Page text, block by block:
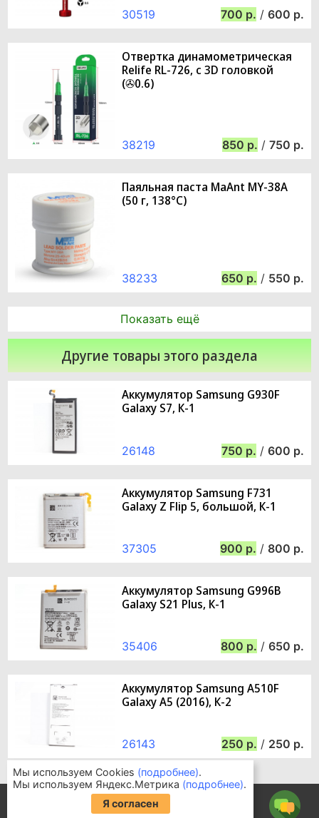
30519 700 / 600
Отвертка динамометрическая
Relife RL-726, с 3D головкой
(✇0.6)
38219 850 / 750
Паяльная паста MaAnt MY-38A
(50 г, 138°C)
38233 650 / 550
Показать ещё
Другие товары этого раздела
Аккумулятор Samsung G930F
Galaxy S7, К-1
26148 750 / 600
Аккумулятор Samsung F731
Galaxy Z Flip 5, большой, К-1
37305 900 / 800
Аккумулятор Samsung G996B
Galaxy S21 Plus, К-1
35406 800 / 650
Аккумулятор Samsung A510F
Galaxy A5 (2016), К-2
26143 250 / 250
Информация для покупателей
Мы используем Cookies (подробнее).
Мы используем Яндекс.Метрика (подробнее).
Я согласен